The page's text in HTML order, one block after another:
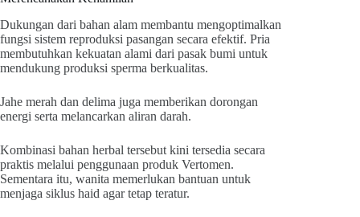
Dukungan dari bahan alam membantu mengoptimalkan
fungsi sistem reproduksi pasangan secara efektif. Pria
membutuhkan kekuatan alami dari pasak bumi untuk
mendukung produksi sperma berkualitas.
Jahe merah dan delima juga memberikan dorongan
energi serta melancarkan aliran darah.
Kombinasi bahan herbal tersebut kini tersedia secara
praktis melalui penggunaan produk Vertomen.
Sementara itu, wanita memerlukan bantuan untuk
menjaga siklus haid agar tetap teratur.